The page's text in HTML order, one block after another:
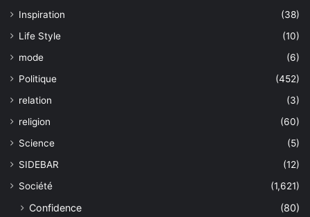
Inspiration
(38)
Life Style
(10)
mode
(6)
Politique
(452)
relation
(3)
religion
(60)
Science
(5)
SIDEBAR
(12)
Société
(1,621)
Confidence
(80)